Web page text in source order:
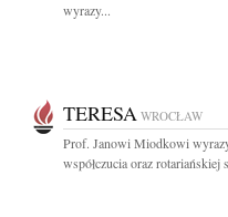
wyrazy...
TERESA WROCŁAW
Prof. Janowi Miodkowi
współczucia oraz rotariańskiej